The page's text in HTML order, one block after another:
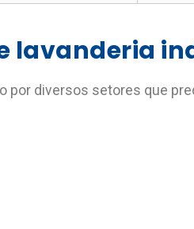
lavanderia
por diversos setores que